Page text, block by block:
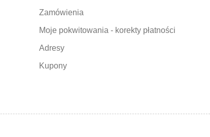
Zamówienia
Moje pokwitowania - korekty płatności
Adresy
Kupony